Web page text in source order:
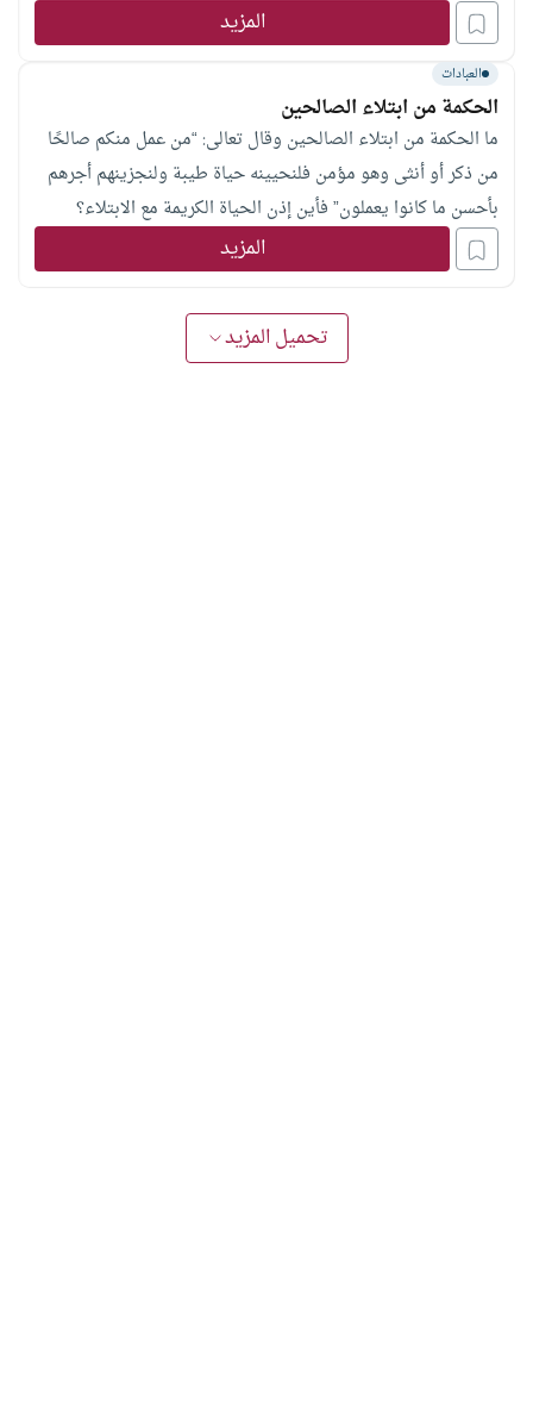
أثر المجرمين الهاربين وغير ذلك كثير. فهل هذا العمل حلال أم
حرام؟ وهل الكلاب نَجِسة أم طاهرة؟
المزيد
العبادات
الحكمة من ابتلاء الصالحين
ما الحكمة من ابتلاء الصالحين وقال تعالى: “من عمل منكم صالحًا
من ذكر أو أنثى وهو مؤمن فلنحيينه حياة طيبة ولنجزينهم أجرهم
بأحسن ما كانوا يعملون” فأين إذن الحياة الكريمة مع الابتلاء؟
المزيد
تحميل المزيد